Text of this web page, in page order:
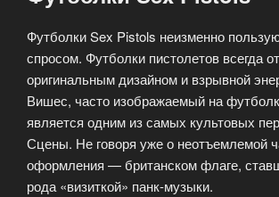
Футболки Sex Pistols неизменно
спросом. Футболки пистолетов всегда
оригинальным дизайном и взрывной
Вишес, часто изображаемый на
является одним из самых культовых
Сцены. Не говоря уже о неотъемлемой
оформления — британском флаге,
рода «визиткой» панк-музыки.